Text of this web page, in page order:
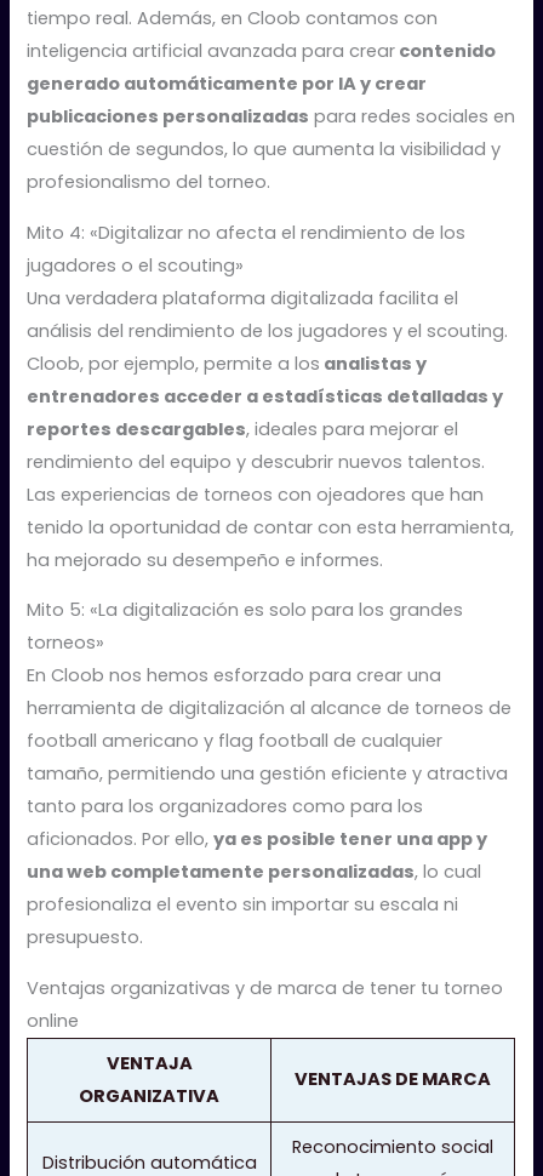
tiempo real. Además, en Cloob contamos con
inteligencia artificial avanzada para crear contenido
generado automáticamente por IA y crear
publicaciones personalizadas para redes sociales en
cuestión de segundos, lo que aumenta la visibilidad y
profesionalismo del torneo​.
Mito 4: «Digitalizar no afecta el rendimiento de los
jugadores o el scouting»
Una verdadera plataforma digitalizada facilita el
análisis del rendimiento de los jugadores y el scouting.
Cloob, por ejemplo, permite a los analistas y
entrenadores acceder a estadísticas detalladas y
reportes descargables, ideales para mejorar el
rendimiento del equipo y descubrir nuevos talentos.
Las experiencias de torneos con ojeadores que han
tenido la oportunidad de contar con esta herramienta,
ha mejorado su desempeño e informes.
Mito 5: «La digitalización es solo para los grandes
torneos»
En Cloob nos hemos esforzado para crear una
herramienta de digitalización al alcance de torneos de
football americano y flag football de cualquier
tamaño, permitiendo una gestión eficiente y atractiva
tanto para los organizadores como para los
aficionados. Por ello,ya es posible tener una app y
una web completamente personalizadas, lo cual
profesionaliza el evento sin importar su escala​ ni
presupuesto.
Ventajas organizativas y de marca de tener tu torneo
online
VENTAJA
ORGANIZATIVA
VENTAJAS DE MARCA
Distribución automática
Reconocimiento social